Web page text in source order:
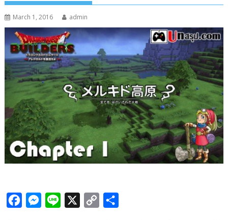
March 1, 2016 admin
M